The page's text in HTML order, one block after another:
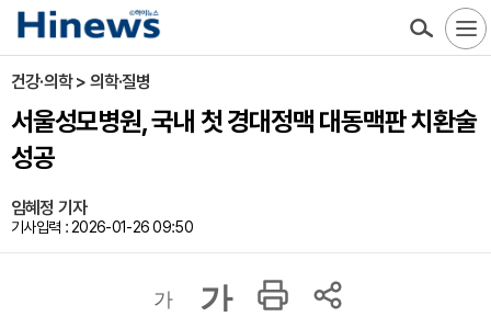
건강·의학 > 의학·질병
서울성모병원, 국내 첫 경대정맥 대동맥판 치환술
성공
임혜정 기자
기사입력 : 2026-01-26 09:50
가 가